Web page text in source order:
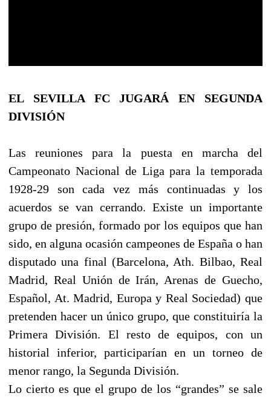
EL SEVILLA FC JUGARÁ EN SEGUNDA
DIVISIÓN
Las reuniones para la puesta en marcha del
Campeonato Nacional de Liga para la temporada
1928-29 son cada vez más continuadas y los
acuerdos se van cerrando. Existe un importante
grupo de presión, formado por los equipos que han
sido, en alguna ocasión campeones de España o han
disputado una final (Barcelona, Ath. Bilbao, Real
Madrid, Real Unión de Irán, Arenas de Guecho,
Español, At. Madrid, Europa y Real Sociedad) que
pretenden hacer un único grupo, que constituiría la
Primera División. El resto de equipos, con un
historial inferior, participarían en un torneo de
menor rango, la Segunda División.
Lo cierto es que el grupo de los “grandes” se sale